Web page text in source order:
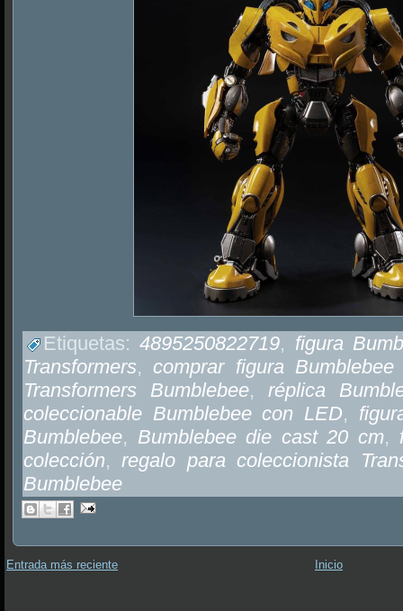
Etiquetas:4895250822719, figura
Transformers, comprar figura Bumblebee
Transformers Bumblebee, réplica
coleccionable Bumblebee con LED,
Bumblebee, Bumblebee die cast 20 cm,
colección,regalo para coleccionista
Bumblebee
Entrada más reciente Inicio